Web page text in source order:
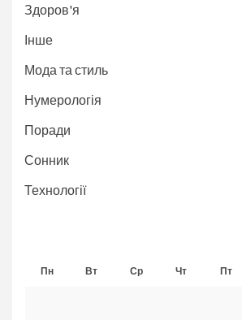
Здоров'я
Інше
Мода та стиль
Нумерологія
Поради
Сонник
Технології
Пн Вт Ср Чт Пт